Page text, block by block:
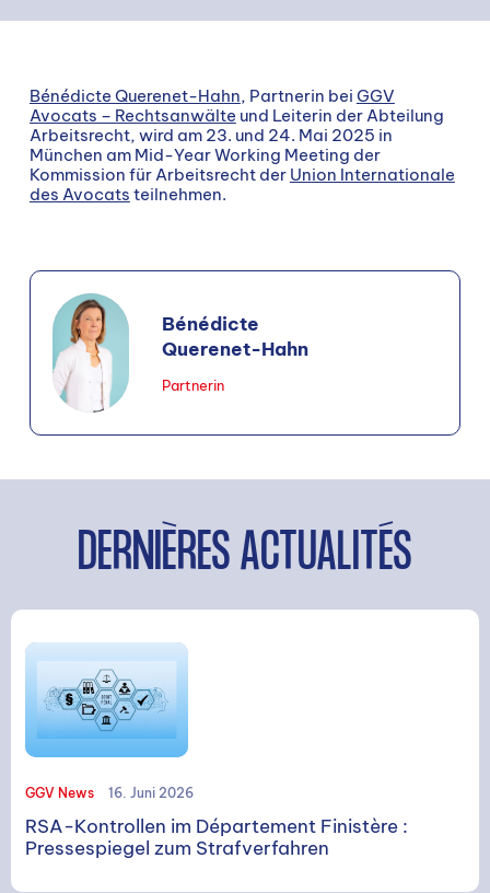
Bénédicte Querenet-Hahn, Partnerin bei GGV
Avocats – Rechtsanwälte und Leiterin der Abteilung
Arbeitsrecht, wird am 23. und 24. Mai 2025 in
München am Mid-Year Working Meeting der
Kommission für Arbeitsrecht der Union Internationale
des Avocats teilnehmen.
Bénédicte
Querenet-Hahn
Partnerin
DERNIÈRES ACTUALITÉS
GGV News 16. Juni 2026
RSA-Kontrollen im Département Finistère :
Pressespiegel zum Strafverfahren